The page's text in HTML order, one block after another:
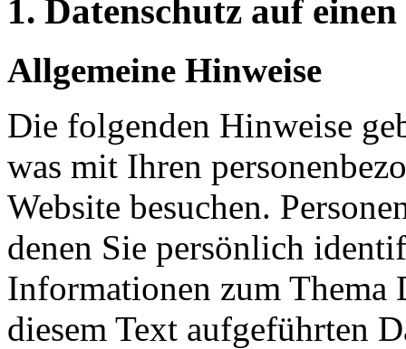
1. Datenschutz auf
Allgemeine Hinweise
Die folgenden Hinweise
was mit Ihren
Website besuchen.
denen Sie persönlich
Informationen zum Thema
diesem Text aufgeführten